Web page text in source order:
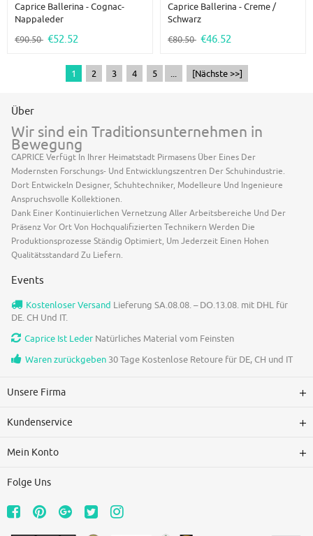
Caprice Ballerina - Cognac-
Nappaleder
€90.50 €52.52
Caprice Ballerina - Creme /
Schwarz
€80.50 €46.52
1 2 3 4 5 [Nächste >>]
Über
Wir sind ein Traditionsunternehmen in
Bewegung
CAPRICE Verfügt In Ihrer Heimatstadt Pirmasens Über Eines Der
Modernsten Forschungs- Und Entwicklungszentren Der Schuhindustrie.
Dort Entwickeln Designer, Schuhtechniker, Modelleure Und Ingenieure
Anspruchsvolle Kollektionen.
Dank Einer Kontinuierlichen Vernetzung Aller Arbeitsbereiche Und Der
Präsenz Vor Ort Von Hochqualifizierten Technikern Werden Die
Produktionsprozesse Ständig Optimiert, Um Jederzeit Einen Hohen
Qualitätsstandard Zu Liefern.
Events
Kostenloser Versand Lieferung SA.08.08. – DO.13.08. mit DHL für
DE. CH Und IT.
Caprice Ist Leder Natürliches Material vom Feinsten
Waren zurückgeben 30 Tage Kostenlose Retoure für DE, CH und IT
Unsere Firma
Kundenservice
Mein Konto
Folge Uns